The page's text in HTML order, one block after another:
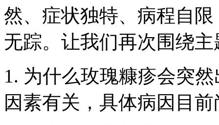
然、症状独特、病程自
无踪。让我们再次围绕
1. 为什么玫瑰糠疹会突
因素有关，具体病因目